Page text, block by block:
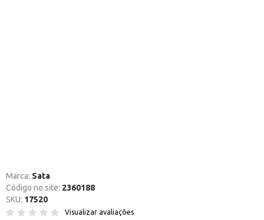
Marca: Sata
Código no site: 2360188
SKU: 17520
Visualizar avaliações